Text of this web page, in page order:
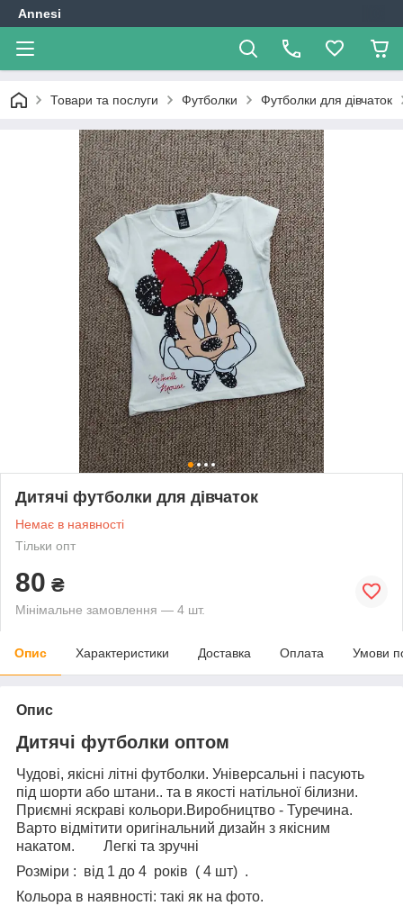
Annesi
Товари та послуги Футболки Футболки для дівчаток
Дитячі футболки для дівчаток
Немає в наявності
Тільки опт
80 ₴
Мінімальне замовлення — 4 шт.
Опис Характеристики Доставка Оплата Умови
Опис
Дитячі футболки оптом
Чудові, якісні літні футболки. Універсальні і пасують
під шорти або штани.. та в якості натільної білизни.
Приємні яскраві кольори.Виробництво - Туречина.
Варто відмітити оригінальний дизайн з якісним
накатом. Легкі та зручні
Розміри : від 1 до 4 років ( 4 шт) .
Кольора в наявності: такі як на фото.